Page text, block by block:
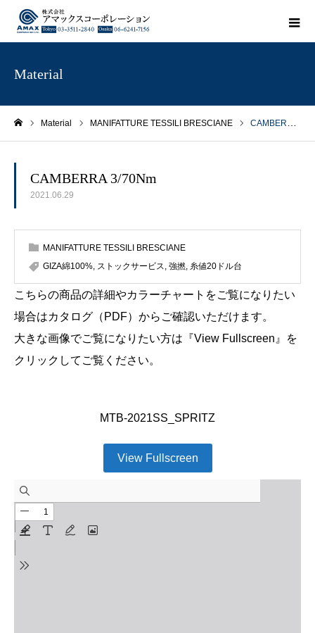
Material
Material MANIFATTURE TESSILI BRESCIANE CAMBERRA 3/70Nm
CAMBERRA 3/70Nm
2021.06.29
MANIFATTURE TESSILI BRESCIANE
GIZA綿100%, ストックサービス, 強撚, 糸値20ドル台
こちらの商品の詳細やカラーチャートをご覧になりたい
場合はカタログ（PDF）からご確認いただけます。
大きな画像でご覧になりたい方は『View Fullscreen』を
クリックしてご覧ください。
MTB-2021SS_SPRITZ
View Fullscreen